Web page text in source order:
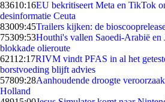
83610:16EU bekritiseert Meta en TikTok
desinformatie Ceuta
83009:45Trailers kijken: de
75309:53Houthi's vallen Saoedi-Arabië en
blokkade olieroute
62112:17RIVM vindt PFAS in al het
borstvoeding blijft advies
57809:28Aanhoudende droogte
Holland